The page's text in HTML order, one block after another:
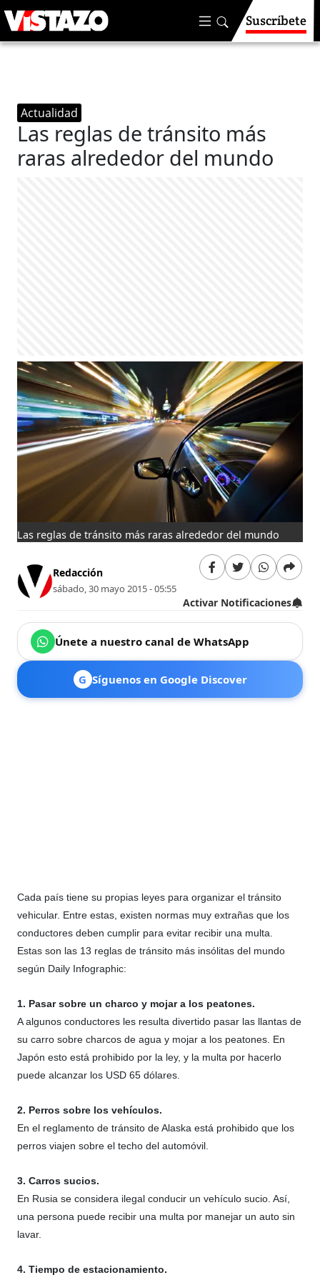
Suscríbete
Actualidad
Las reglas de tránsito más
raras alrededor del mundo
Las reglas de tránsito más raras alrededor del mundo
Redacción
sábado, 30 mayo 2015 - 05:55
Activar Notificaciones
Únete a nuestro canal de WhatsApp
G Síguenos en Google Discover
Cada país tiene su propias leyes para organizar el tránsito
vehicular. Entre estas, existen normas muy extrañas que los
conductores deben cumplir para evitar recibir una multa.
Estas son las 13 reglas de tránsito más insólitas del mundo
según Daily Infographic:
1. Pasar sobre un charco y mojar a los peatones.
A algunos conductores les resulta divertido pasar las llantas de
su carro sobre charcos de agua y mojar a los peatones. En
Japón esto está prohibido por la ley, y la multa por hacerlo
puede alcanzar los USD 65 dólares.
2. Perros sobre los vehículos.
En el reglamento de tránsito de Alaska está prohibido que los
perros viajen sobre el techo del automóvil.
3. Carros sucios.
En Rusia se considera ilegal conducir un vehículo sucio. Así,
una persona puede recibir una multa por manejar un auto sin
lavar.
4. Tiempo de estacionamiento.